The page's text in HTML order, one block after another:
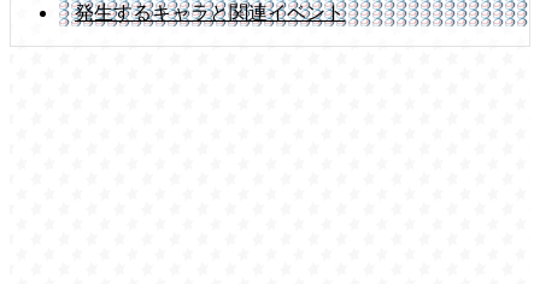
発生するキャラと関連イベント